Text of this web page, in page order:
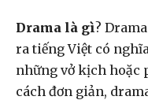
Drama là gì?
ra tiếng Việt có
những vở kịch hoặc
cách đơn giản,